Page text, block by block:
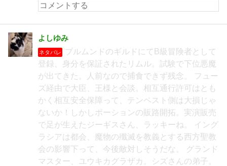
よしゆみ
ネタバレ
ブルムンドのギルドにてB級冒険者として
登録、身分を保証されたリムル。試験で下位悪魔
が出てきた。人前なので捕食できず残念。 フュー
ズ経由で大臣、王様と会談。相互通行許可はとも
かく相互安全保障って、テンペスト側は大損じゃ
ないか！しかしポーションの販路開拓。実演販売
で足が生えたジーギスさん、ラッキーね。 イング
ラシアは都会、魔物の殲滅を教義とする西方聖教
会の影響下って、今後敵対しそうだな。 グランド
マスター、ユウキカグラザカ。シズさんの弟子。